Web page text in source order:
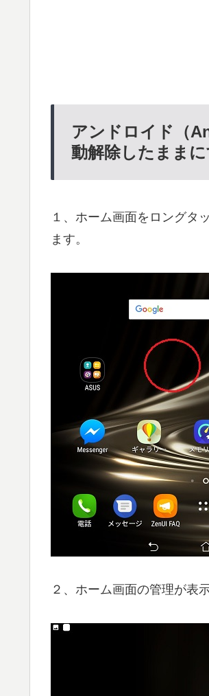
アンドロイド（
動解除したまま
１、ホーム画面をロングタ
ます。
２、ホーム画面の管理が表